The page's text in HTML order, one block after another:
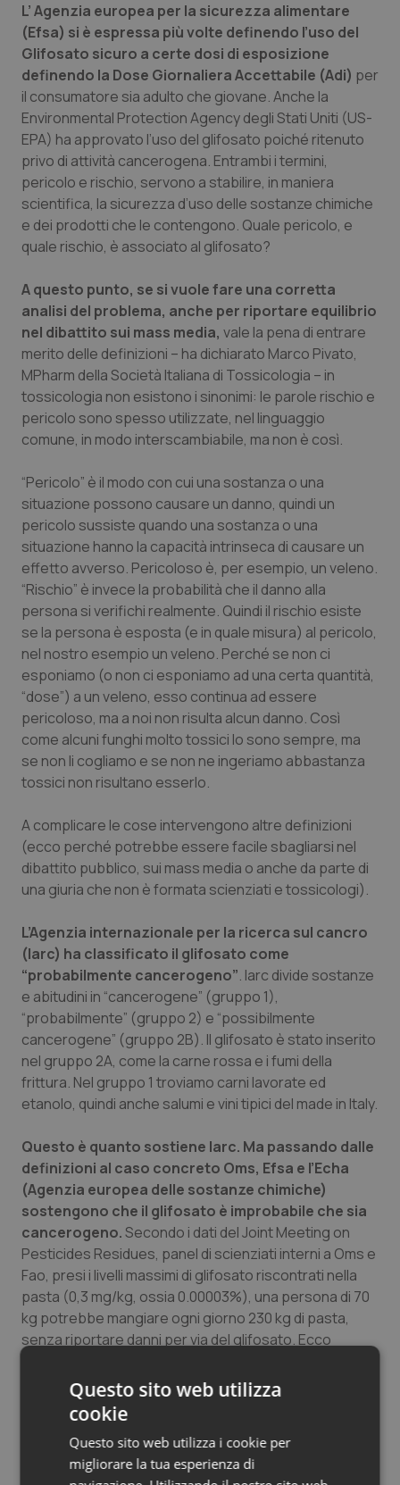
Psoriasi & pelle
Quotidiano Cardiologia
Quotidiano Chirurgia
Quotidiano Oncologia
Quotidiano Pediatria
Rene & patologie urogenitali
Salute orale & impianti
Sangue & coagulazione
Tiroide
Tumore al seno
Tumore ovarico
Tumori del Polmone & Testa Collo
Tumori gastrointestinali
Ulcera & Reflusso
Vaccini
L’ Agenzia europea per la sicurezza alimentare
(Efsa) si è espressa più volte definendo l’uso del
Glifosato sicuro a certe dosi di esposizione
definendo la Dose Giornaliera Accettabile (Adi) per
il consumatore sia adulto che giovane. Anche la
Environmental Protection Agency degli Stati Uniti (US-
EPA) ha approvato l’uso del glifosato poiché ritenuto
privo di attività cancerogena. Entrambi i termini,
pericolo e rischio, servono a stabilire, in maniera
scientifica, la sicurezza d’uso delle sostanze chimiche
e dei prodotti che le contengono. Quale pericolo, e
quale rischio, è associato al glifosato?
A questo punto, se si vuole fare una corretta
analisi del problema, anche per riportare equilibrio
nel dibattito sui mass media, vale la pena di entrare
merito delle definizioni – ha dichiarato Marco Pivato,
MPharm della Società Italiana di Tossicologia – in
tossicologia non esistono i sinonimi: le parole rischio e
pericolo sono spesso utilizzate, nel linguaggio
comune, in modo interscambiabile, ma non è così.
“Pericolo” è il modo con cui una sostanza o una
situazione possono causare un danno, quindi un
pericolo sussiste quando una sostanza o una
situazione hanno la capacità intrinseca di causare un
effetto avverso. Pericoloso è, per esempio, un veleno.
“Rischio” è invece la probabilità che il danno alla
persona si verifichi realmente. Quindi il rischio esiste
se la persona è esposta (e in quale misura) al pericolo,
nel nostro esempio un veleno. Perché se non ci
esponiamo (o non ci esponiamo ad una certa quantità,
“dose”) a un veleno, esso continua ad essere
pericoloso, ma a noi non risulta alcun danno. Così
come alcuni funghi molto tossici lo sono sempre, ma
se non li cogliamo e se non ne ingeriamo abbastanza
tossici non risultano esserlo.
A complicare le cose intervengono altre definizioni
(ecco perché potrebbe essere facile sbagliarsi nel
dibattito pubblico, sui mass media o anche da parte di
una giuria che non è formata scienziati e tossicologi).
L’Agenzia internazionale per la ricerca sul cancro
(Iarc) ha classificato il glifosato come
“probabilmente cancerogeno”. Iarc divide sostanze
e abitudini in “cancerogene” (gruppo 1),
“probabilmente” (gruppo 2) e “possibilmente
cancerogene” (gruppo 2B). Il glifosato è stato inserito
nel gruppo 2A, come la carne rossa e i fumi della
frittura. Nel gruppo 1 troviamo carni lavorate ed
etanolo, quindi anche salumi e vini tipici del made in Italy.
Questo è quanto sostiene Iarc. Ma passando dalle
definizioni al caso concreto Oms, Efsa e l’Echa
(Agenzia europea delle sostanze chimiche)
sostengono che il glifosato è improbabile che sia
cancerogeno.Secondo i dati del Joint Meeting on
Pesticides Residues, panel di scienziati interni a Oms e
Fao, presi i livelli massimi di glifosato riscontrati nella
pasta (0,3 mg/kg, ossia 0.00003%), una persona di 70
kg potrebbe mangiare ogni giorno 230 kg di pasta,
senza riportare danni per via del glifosato. Ecco
insiste sul fatto che quando si parla di sicurezza d’uso
delle sostanze, non si può prescindere dal parlare
anche della dose. E proprio al concetto di dose Sitox
dedicherà il prossimo Congresso Nazionale, in
calendario a febbraio 2020.
Questo sito web utilizza
cookie
Questo sito web utilizza i cookie per
migliorare la tua esperienza di